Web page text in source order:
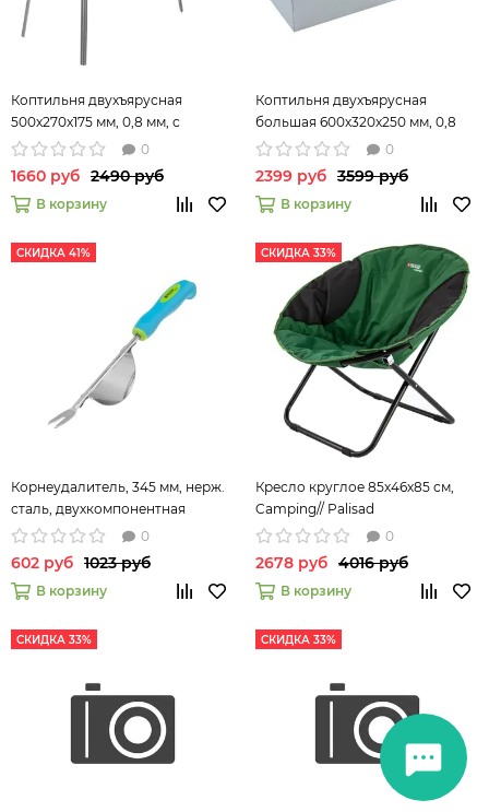
Коптильня двухъярусная
500x270x175 мм, 0,8 мм, с
поддоном, на ножках, Россия
Camping// Palisad
0
1660 руб 2490 руб
В корзину
Коптильня двухъярусная
большая 600х320х250 мм, 0,8
мм, с поддоном, Россия
Camping Palisad 69529
0
2399 руб 3599 руб
В корзину
СКИДКА 41%
Корнеудалитель, 345 мм, нерж.
сталь, двухкомпонентная
рукоятка, PREMIUM PLUS
Palisad 62056
0
602 руб 1023 руб
В корзину
СКИДКА 33%
Кресло круглое 85х46х85 см,
Camping// Palisad
0
2678 руб 4016 руб
В корзину
СКИДКА 33% СКИДКА 33%